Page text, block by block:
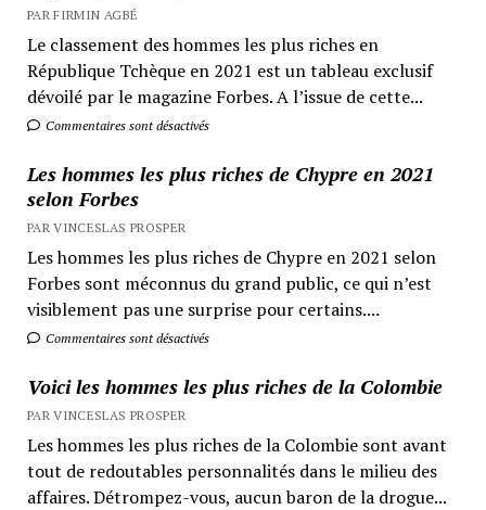
PAR FIRMIN AGBÉ
Le classement des hommes les plus riches en
République Tchèque en 2021 est un tableau exclusif
dévoilé par le magazine Forbes. A l’issue de cette...
Commentaires sont désactivés
Les hommes les plus riches de Chypre en 2021
selon Forbes
PAR VINCESLAS PROSPER
Les hommes les plus riches de Chypre en 2021 selon
Forbes sont méconnus du grand public, ce qui n’est
visiblement pas une surprise pour certains....
Commentaires sont désactivés
Voici les hommes les plus riches de la Colombie
PAR VINCESLAS PROSPER
Les hommes les plus riches de la Colombie sont avant
tout de redoutables personnalités dans le milieu des
affaires. Détrompez-vous, aucun baron de la drogue...